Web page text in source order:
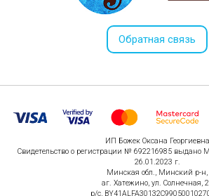
Обратная связь
ИП Божек Оксана Георгиевна
Свидетельство о регистрации № 692216985
26.01.2023 г.
Минская обл., Минский р-н,
аг. Хатежино, ул. Солнечная,
р/с,